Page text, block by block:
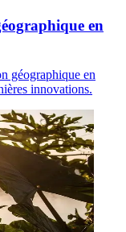
en
géographique en
innovations.